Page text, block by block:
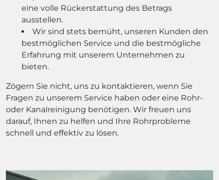
eine volle Rückerstattung des Betrags
ausstellen.
Wir sind stets bemüht, unseren Kunden den
bestmöglichen Service und die bestmögliche
Erfahrung mit unserem Unternehmen zu
bieten.
Zögern Sie nicht, uns zu kontaktieren, wenn Sie
Fragen zu unserem Service haben oder eine Rohr-
oder Kanalreinigung benötigen. Wir freuen uns
darauf, Ihnen zu helfen und Ihre Rohrprobleme
schnell und effektiv zu lösen.